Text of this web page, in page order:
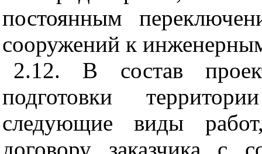
постоянным
сооружений к
2.12. В состав
подготовки
следующие виды
договору заказчика с